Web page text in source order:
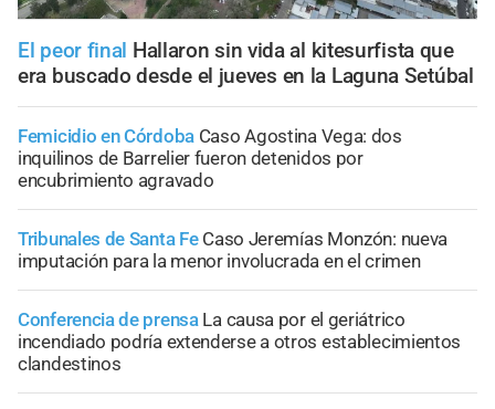
El peor final Hallaron sin vida al kitesurfista que
era buscado desde el jueves en la Laguna Setúbal
Femicidio en Córdoba Caso Agostina Vega: dos
inquilinos de Barrelier fueron detenidos por
encubrimiento agravado
Tribunales de Santa Fe Caso Jeremías Monzón: nueva
imputación para la menor involucrada en el crimen
Conferencia de prensa La causa por el geriátrico
incendiado podría extenderse a otros establecimientos
clandestinos